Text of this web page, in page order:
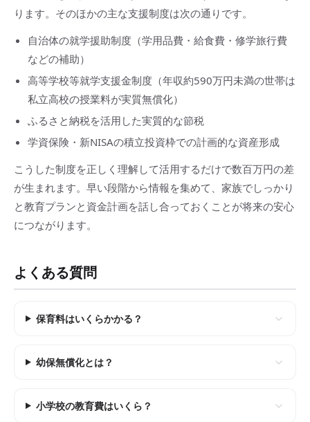
ります。そのほかの主な支援制度は次の通りです。
自治体の就学援助制度（学用品費・給食費・修学旅行費
などの補助）
高等学校等就学支援金制度（年収約590万円未満の世帯は
私立高校の授業料が実質無償化）
ふるさと納税を活用した実質的な節税
学資保険・新NISAの積立投資枠での計画的な資産形成
こうした制度を正しく理解して活用するだけで数百万円の差
が生まれます。早い段階から情報を集めて、家族でしっかり
と教育プランと資金計画を話し合っておくことが将来の安心
につながります。
よくある質問
保育料はいくらかかる？
幼保無償化とは？
小学校の教育費はいくら？